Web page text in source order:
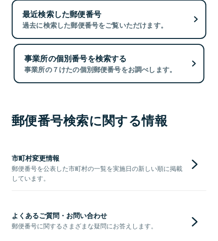
最近検索した郵便番号
過去に検索した郵便番号をご覧いただけます。
事業所の個別番号を検索する
事業所の７けたの個別郵便番号をお調べします。
郵便番号検索に関する情報
市町村変更情報
郵便番号を公表した市町村の一覧を実施日の新しい順に掲載
しています。
よくあるご質問・お問い合わせ
郵便番号に関するさまざまな疑問にお答えします。